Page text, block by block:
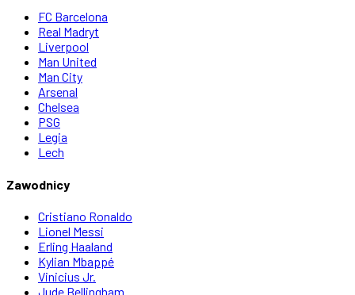
FC Barcelona
Real Madryt
Liverpool
Man United
Man City
Arsenal
Chelsea
PSG
Legia
Lech
Zawodnicy
Cristiano Ronaldo
Lionel Messi
Erling Haaland
Kylian Mbappé
Vinicius Jr.
Jude Bellingham